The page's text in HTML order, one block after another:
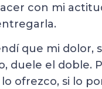
con mi
que mi dolor,
duele el doble.
ofrezco, si lo